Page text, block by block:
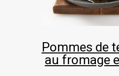
Pommes de
au fromage